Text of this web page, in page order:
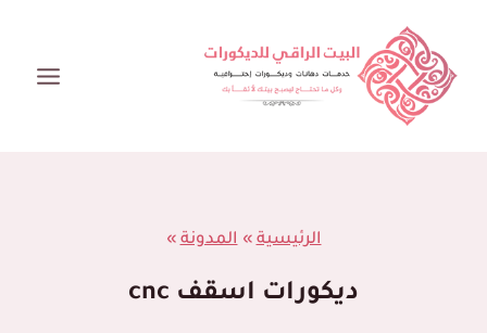
المحتوى
الرئيسية»المدونة»
ديكورات اسقف cnc